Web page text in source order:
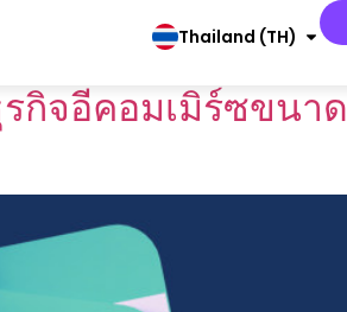
Thailand (TH)
กิจอีคอมเมิร์ซขนาด